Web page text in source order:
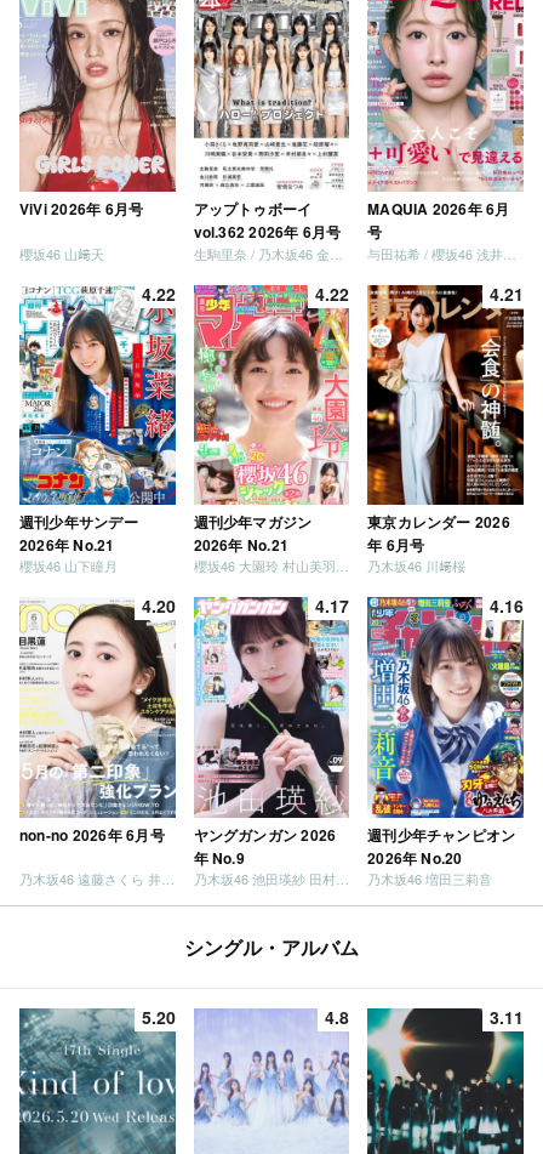
ViVi 2026年 6月号
櫻坂46 山﨑天
アップトゥボーイ
vol.362 2026年 6月号
MAQUIA 2026年 6月
号
4.22
週刊少年サンデー
2026年 No.21
櫻坂46 山下瞳月
4.22
週刊少年マガジン
2026年 No.21
櫻坂46 大園玲 村山美羽 稲熊ひな
4.21
東京カレンダー 2026
年 6月号
乃木坂46 川﨑桜
4.20
non-no 2026年 6月号
4.17
ヤングガンガン 2026
年 No.9
乃木坂46 池田瑛紗 田村真佑
4.16
週刊少年チャンピオン
2026年 No.20
乃木坂46 増田三莉音
シングル・アルバム
5.20 4.8 3.11